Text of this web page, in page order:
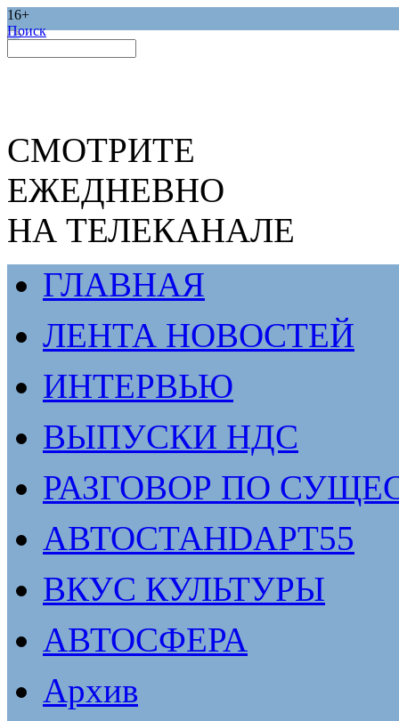
16+
Поиск
СМОТРИТЕ
ЕЖЕДНЕВНО
НА ТЕЛЕКАНАЛЕ
ГЛАВНАЯ
ЛЕНТА НОВОСТЕЙ
ИНТЕРВЬЮ
ВЫПУСКИ НДС
РАЗГОВОР ПО
АВТОСТАНDАРТ55
ВКУС КУЛЬТУРЫ
АВТОСФЕРА
Архив